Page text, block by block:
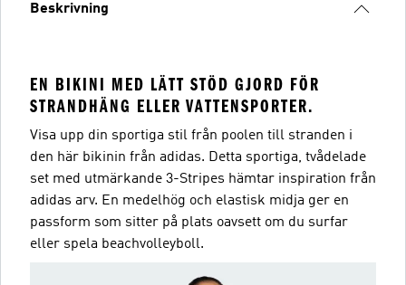
Beskrivning
EN BIKINI MED LÄTT STÖD GJORD FÖR
STRANDHÄNG ELLER VATTENSPORTER.
Visa upp din sportiga stil från poolen till stranden i
den här bikinin från adidas. Detta sportiga, tvådelade
set med utmärkande 3-Stripes hämtar inspiration från
adidas arv. En medelhög och elastisk midja ger en
passform som sitter på plats oavsett om du surfar
eller spela beachvolleyboll.